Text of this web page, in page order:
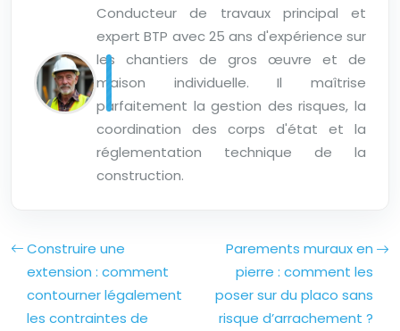
Conducteur de travaux principal et
expert BTP avec 25 ans d'expérience sur
les chantiers de gros œuvre et de
maison individuelle. Il maîtrise
parfaitement la gestion des risques, la
coordination des corps d'état et la
réglementation technique de la
construction.
Construire une
extension : comment
contourner légalement
les contraintes de
Parements muraux en
pierre : comment les
poser sur du placo sans
risque d’arrachement ?